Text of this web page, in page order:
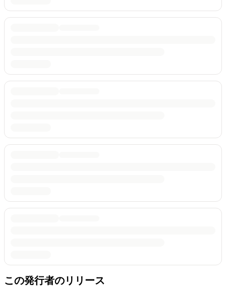
この発行者のリリース